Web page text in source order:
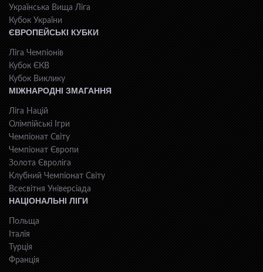
Українська Вища Ліга
Кубок України
ЄВРОПЕЙСЬКІ КУБКИ
Ліга Чемпіонів
Кубок ЄКВ
Кубок Виклику
МІЖНАРОДНІ ЗМАГАННЯ
Ліга Націй
Олімпійські Ігри
Чемпіонат Світу
Чемпіонат Європи
Золота Євроліга
Клубний Чемпіонат Світу
Всесвiтня Унiверсiaда
НАЦІОНАЛЬНІ ЛІГИ
Польща
Італія
Турція
Франція